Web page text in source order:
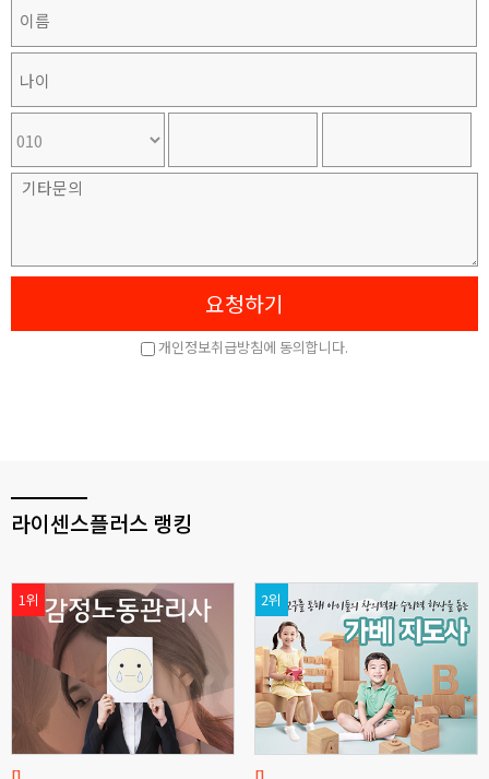
라이센스플러스 랭킹
1위 2위